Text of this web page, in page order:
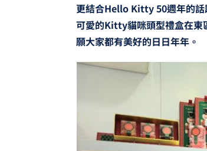
更結合Hello Kitty 50週年的話
可愛的Kitty貓咪頭型禮盒在東
願大家都有美好的日日年年。